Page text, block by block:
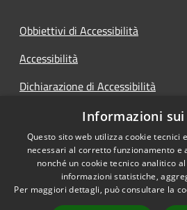
Obbiettivi di Accessibilità
Accessibilità
Dichiarazione di Accessibilità
Accesso Civico
Accessibilità
Informazioni
Questo sito web utilizza cookie tecnici
necessari al corretto funzionamento e
nonché un cookie tecnico analitico
informazioni statistiche,
Per maggiori dettagli, può consultare la